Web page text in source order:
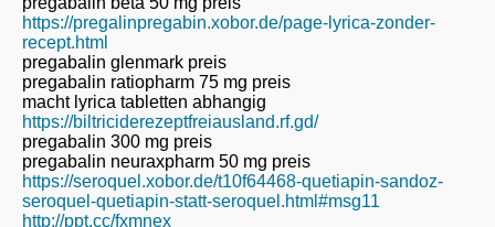
https://pregalinpregabin.xobor.de/page-lyrica-zonder-
recept.html
pregabalin glenmark preis
pregabalin ratiopharm 75 mg preis
macht lyrica tabletten abhangig
https://biltriciderezeptfreiausland.rf.gd/
pregabalin 300 mg preis
pregabalin neuraxpharm 50 mg preis
https://seroquel.xobor.de/t10f64468-quetiapin-sandoz-
seroquel-quetiapin-statt-seroquel.html#msg11
http://ppt.cc/fxmnex